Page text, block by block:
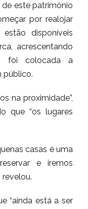
este património
por realojar
disponíveis
acrescentando
foi colocada a
público.
na proximidade”,
que “os lugares
casas é uma
e iremos
revelou.
“ainda está a ser